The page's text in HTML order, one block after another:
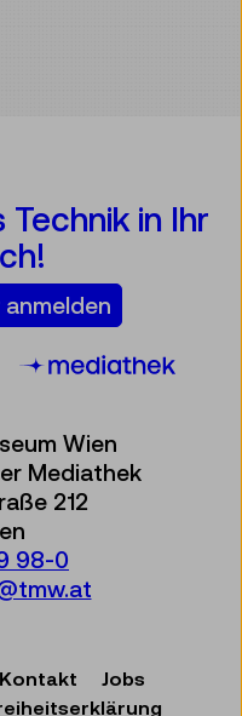
in Ihr
Wien
Mediathek
212
98-0
Kontakt
Jobs